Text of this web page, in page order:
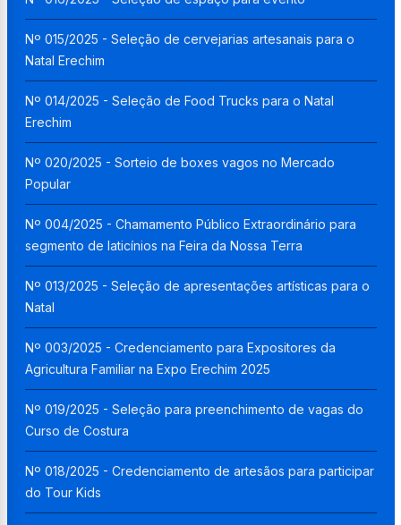
Nº 015/2025 - Seleção de cervejarias artesanais para o
Natal Erechim
Nº 014/2025 - Seleção de Food Trucks para o Natal
Erechim
Nº 020/2025 - Sorteio de boxes vagos no Mercado
Popular
Nº 004/2025 - Chamamento Público Extraordinário para
segmento de laticínios na Feira da Nossa Terra
Nº 013/2025 - Seleção de apresentações artísticas para o
Natal
Nº 003/2025 - Credenciamento para Expositores da
Agricultura Familiar na Expo Erechim 2025
Nº 019/2025 - Seleção para preenchimento de vagas do
Curso de Costura
Nº 018/2025 - Credenciamento de artesãos para participar
do Tour Kids